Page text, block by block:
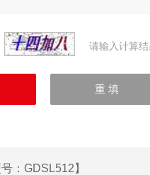
请输入计算
：GDSL512】